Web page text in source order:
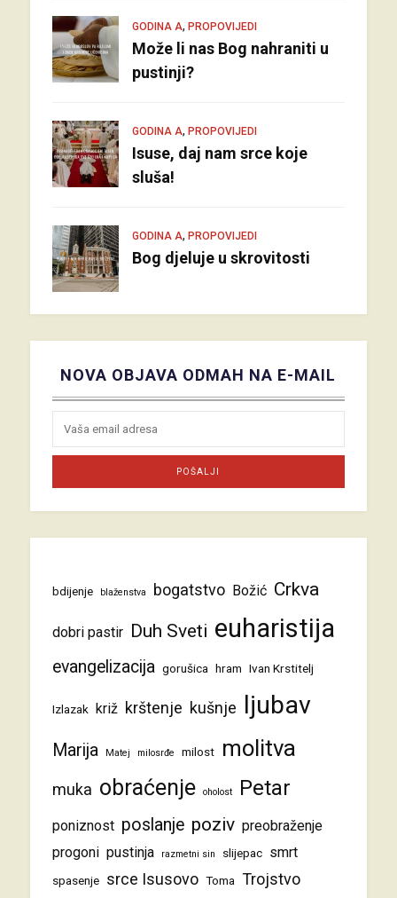
GODINA A, PROPOVIJEDI
Može li nas Bog nahraniti u
pustinji?
GODINA A, PROPOVIJEDI
Isuse, daj nam srce koje
sluša!
GODINA A, PROPOVIJEDI
Bog djeluje u skrovitosti
NOVA OBJAVA ODMAH NA E-MAIL
bdijenje blaženstva bogatstvo Božić Crkva
dobri pastir Duh Sveti euharistija
evangelizacija gorušica hram Ivan Krstitelj
Izlazak križ krštenje kušnje ljubav
Marija Matej milosrđe milost molitva
muka obraćenje oholost Petar
poniznost poslanje poziv preobraženje
progoni pustinja razmetni sin slijepac smrt
spasenje srce Isusovo Toma Trojstvo